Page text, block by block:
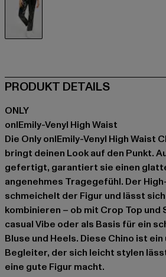
PRODUKT DETAILS
ONLY
onlEmily-Venyl High Waist
Die Only onlEmily-Venyl High Waist
bringt deinen Look auf den Punkt.
gefertigt, garantiert sie einen
angenehmes Tragegefühl. Der
schmeichelt der Figur und lässt
kombinieren – ob mit Crop Top und
casual Vibe oder als Basis für ein
Bluse und Heels. Diese Chino ist
Begleiter, der sich leicht stylen
eine gute Figur macht.